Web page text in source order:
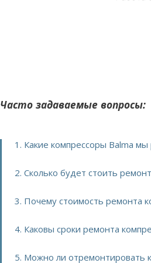
Часто задаваемые вопросы:
1. Какие компрессоры Balma
2. Сколько будет стоить
3. Почему стоимость ремонта
4. Каковы сроки ремонта
5. Можно ли отремонтировать